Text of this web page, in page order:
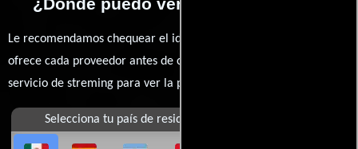
¿Dónde puedo ver la películas Ello?
Le recomendamos chequear el idioma, doblaje o subtítulos que
ofrece cada proveedor antes de comprar, alquilar o contratar un
servicio de streming para ver la películas.
Selecciona tu país de residencia